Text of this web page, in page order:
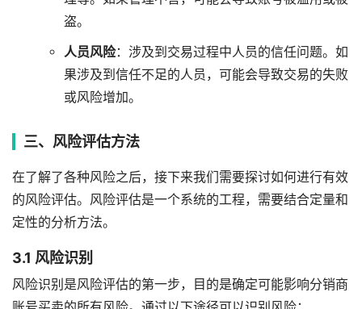
盗。
人员风险：涉及到交易过程中人员的信任问题。如
果涉及到信任不足的人员，可能会导致交易的失败
或风险增加。
三、风险评估方法
在了解了各种风险之后，接下来我们需要探讨如何进行有效
的风险评估。风险评估是一个系统的工程，需要结合定量和
定性的分析方法。
3.1 风险识别
风险识别是风险评估的第一步，目的是确定可能影响分销商